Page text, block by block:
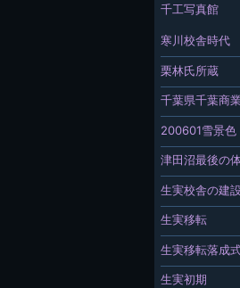
千工写真館
寒川校舎時代
栗林氏所蔵
千葉県千葉商
200601雪景色
津田沼最後の
生実校舎の建
生実移転
生実移転落成
生実初期